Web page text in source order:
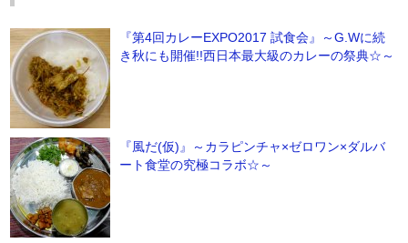
『第4回カレーEXPO2017 試食会』～G.Wに続
き秋にも開催!!西日本最大級のカレーの祭典☆～
『風だ(仮)』～カラピンチャ×ゼロワン×ダルバ
ート食堂の究極コラボ☆～